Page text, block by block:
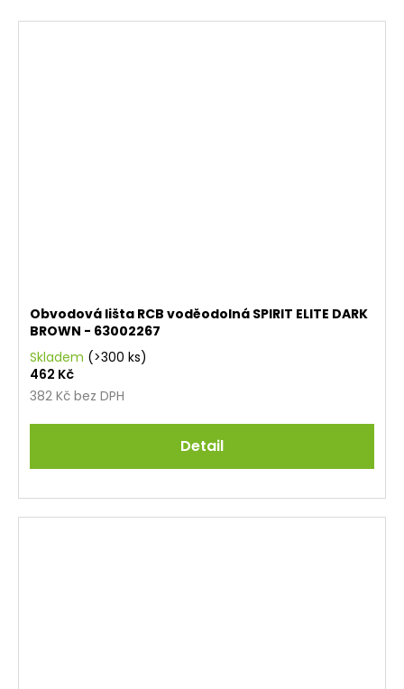
Obvodová lišta RCB voděodolná SPIRIT ELITE DARK
BROWN - 63002267
Skladem (>300 ks)
382 Kč bez DPH
462 Kč
Detail